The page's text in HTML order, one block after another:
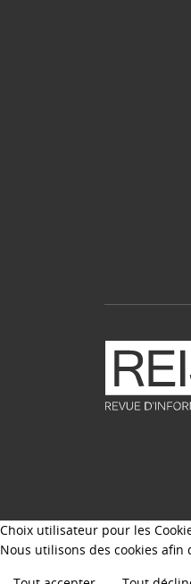
Choix utilisateur pour les
Nous utilisons des cookies